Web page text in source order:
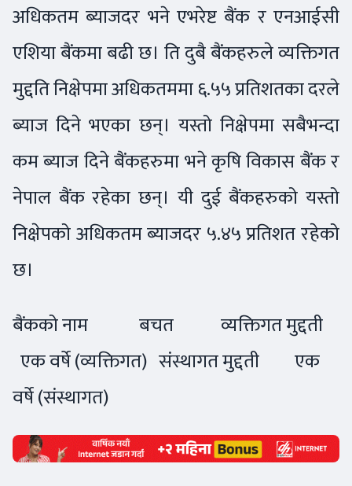
अधिकतम ब्याजदर भने एभरेष्ट बैंक र एनआईसी
एशिया बैंकमा बढी छ। ति दुबै बैंकहरुले व्यक्तिगत
मुद्दति निक्षेपमा अधिकतममा ६.५५ प्रतिशतका दरले
ब्याज दिने भएका छन्। यस्तो निक्षेपमा सबैभन्दा
कम ब्याज दिने बैंकहरुमा भने कृषि विकास बैंक र
नेपाल बैंक रहेका छन्। यी दुई बैंकहरुको यस्तो
निक्षेपको अधिकतम ब्याजदर ५.४५ प्रतिशत रहेको
छ।
बैंकको नाम बचत व्यक्तिगत मुद्दती
एक वर्षे (व्यक्तिगत) संस्थागत मुद्दती एक
वर्षे (संस्थागत)